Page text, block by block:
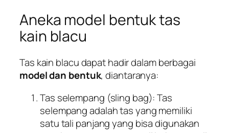
Aneka model bentuk tas
kain blacu
Tas kain blacu dapat hadir dalam berbagai
model dan bentuk, diantaranya:
Tas selempang (sling bag): Tas
selempang adalah tas yang memiliki
satu tali panjang yang bisa digunakan